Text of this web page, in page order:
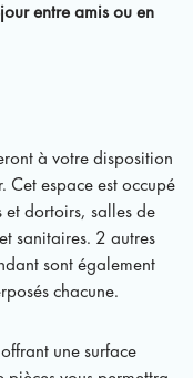
entre amis ou en
à votre disposition
Cet espace est occupé
et dortoirs, salles de
sanitaires. 2 autres
sont également
chacune.
une surface